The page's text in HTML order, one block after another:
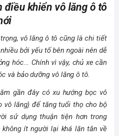
điều khiển vô lăng ô tô
vô lăng ô tô cũng là chi tiết
bởi yếu tố bên ngoài nên dễ
hóc... Chính vì vậy, chủ xe cần
và bảo dưỡng vô lăng ô tô.
gần đây có xu hướng bọc vô
vô lăng) để tăng tuổi thọ cho bộ
sử dụng thuận tiện hơn trong
ít người lại khá lăn tăn về